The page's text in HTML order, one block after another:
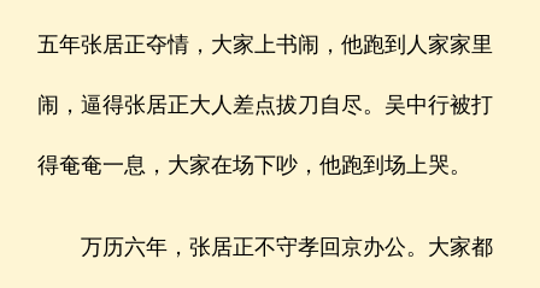
五年张居正夺情，大家上书闹，他跑到人家家里
闹，逼得张居正大人差点拔刀自尽。吴中行被打
得奄奄一息，大家在场下吵，他跑到场上哭。
万历六年，张居正不守孝回京办公。大家都